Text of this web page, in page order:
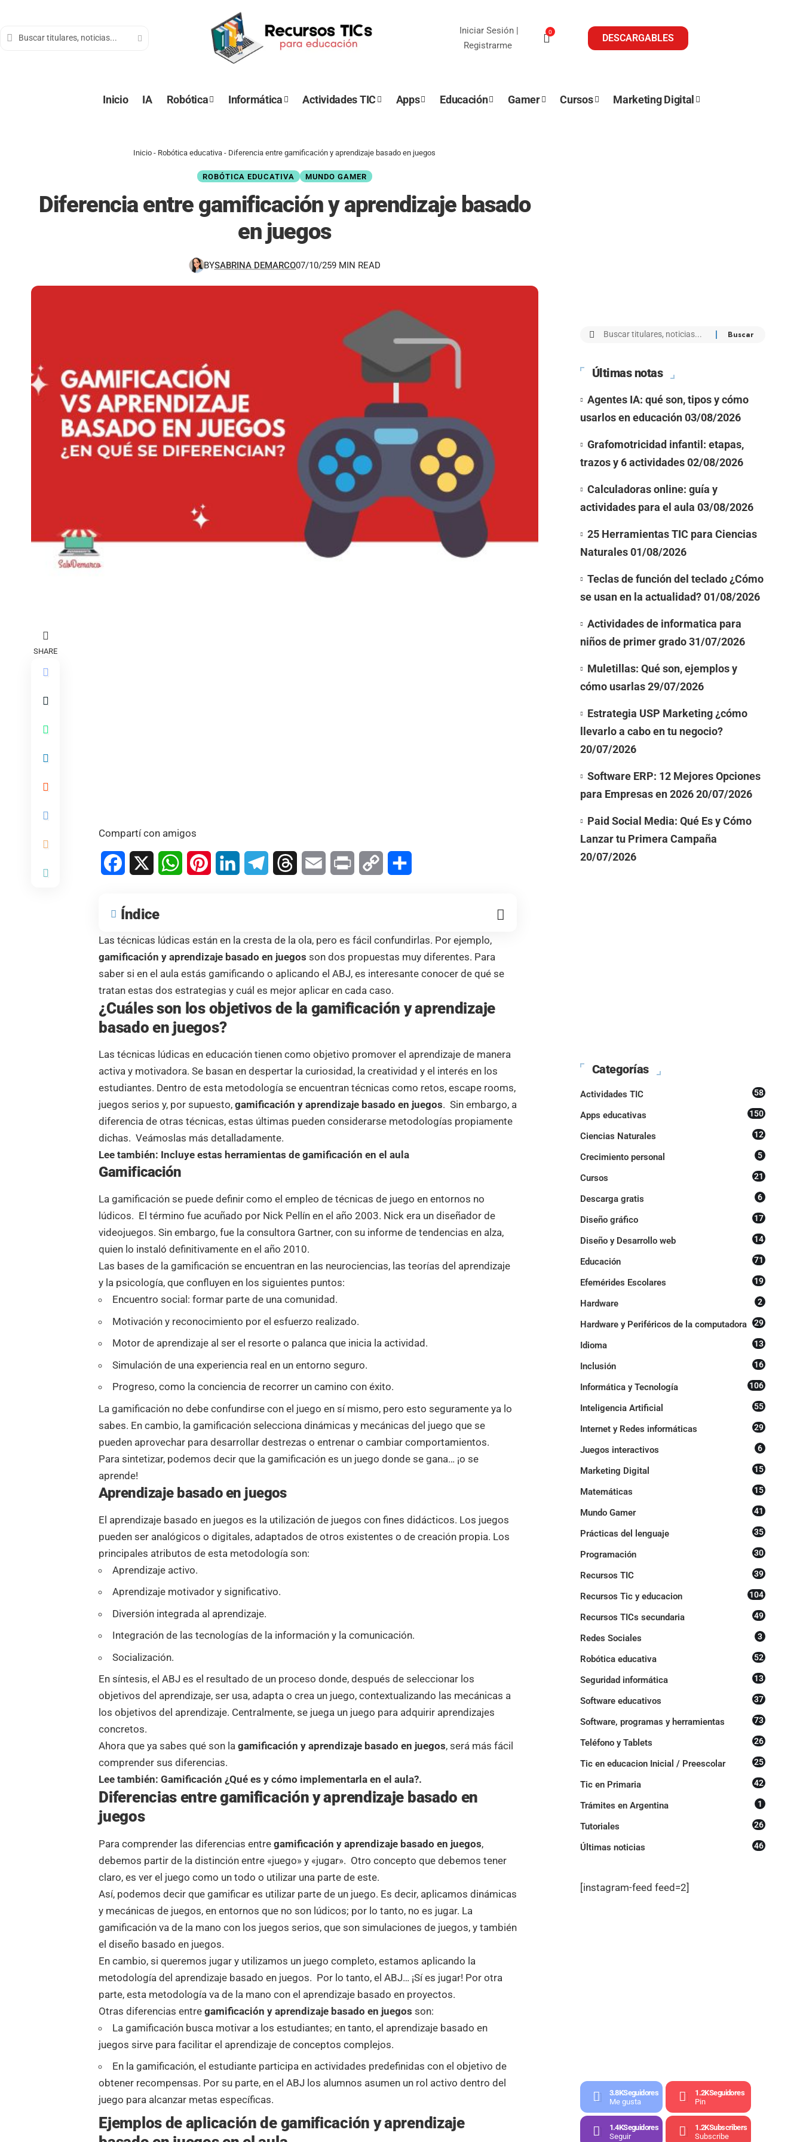
Iniciar Sesión|
Registrarme
0
DESCARGABLES
Inicio IA Robótica Informática Actividades TIC Apps Educación Gamer Cursos Marketing Digital
Inicio - Robótica educativa - Diferencia entre gamificación y aprendizaje basado en juegos
ROBÓTICA EDUCATIVA MUNDO GAMER
Diferencia entre gamificación y aprendizaje basado
en juegos
BYSABRINA DEMARCO07/10/259 MIN READ
SHARE
Compartí con amigos
Facebook WhatsAppPinterestLinkedIn TelegramThreads Email Print Copy
Índice
Las técnicas lúdicas están en la cresta de la ola, pero es fácil confundirlas. Por ejemplo,
gamificación y aprendizaje basado en juegos son dos propuestas muy diferentes. Para
saber si en el aula estás gamificando o aplicando el ABJ, es interesante conocer de qué se
tratan estas dos estrategias y cuál es mejor aplicar en cada caso.
¿Cuáles son los objetivos de la gamificación y aprendizaje
basado en juegos?
Las técnicas lúdicas en educación tienen como objetivo promover el aprendizaje de manera
activa y motivadora. Se basan en despertar la curiosidad, la creatividad y el interés en los
estudiantes. Dentro de esta metodología se encuentran técnicas como retos, escape rooms,
juegos serios y, por supuesto,gamificación y aprendizaje basado en juegos. Sin embargo, a
diferencia de otras técnicas, estas últimas pueden considerarse metodologías propiamente
dichas. Veámoslas más detalladamente.
Lee también: Incluye estas herramientas de gamificación en el aula
Gamificación
La gamificación se puede definir como el empleo de técnicas de juego en entornos no
lúdicos. El término fue acuñado por Nick Pellín en el año 2003. Nick era un diseñador de
videojuegos. Sin embargo, fue la consultora Gartner, con su informe de tendencias en alza,
quien lo instaló definitivamente en el año 2010.
Las bases de la gamificación se encuentran en las neurociencias, las teorías del aprendizaje
y la psicología, que confluyen en los siguientes puntos:
Encuentro social: formar parte de una comunidad.
Motivación y reconocimiento por el esfuerzo realizado.
Motor de aprendizaje al ser el resorte o palanca que inicia la actividad.
Simulación de una experiencia real en un entorno seguro.
Progreso, como la conciencia de recorrer un camino con éxito.
La gamificación no debe confundirse con el juego en sí mismo, pero esto seguramente ya lo
sabes. En cambio, la gamificación selecciona dinámicas y mecánicas del juego que se
pueden aprovechar para desarrollar destrezas o entrenar o cambiar comportamientos.
Para sintetizar, podemos decir que la gamificación es un juego donde se gana… ¡o se
aprende!
Aprendizaje basado en juegos
El aprendizaje basado en juegos es la utilización de juegos con fines didácticos. Los juegos
pueden ser analógicos o digitales, adaptados de otros existentes o de creación propia. Los
principales atributos de esta metodología son:
Aprendizaje activo.
Aprendizaje motivador y significativo.
Diversión integrada al aprendizaje.
Integración de las tecnologías de la información y la comunicación.
Socialización.
En síntesis, el ABJ es el resultado de un proceso donde, después de seleccionar los
objetivos del aprendizaje, ser usa, adapta o crea un juego, contextualizando las mecánicas a
los objetivos del aprendizaje. Centralmente, se juega un juego para adquirir aprendizajes
concretos.
Ahora que ya sabes qué son lagamificación y aprendizaje basado en juegos, será más fácil
comprender sus diferencias.
Lee también:Gamificación ¿Qué es y cómo implementarla en el aula?.
Diferencias entre gamificación y aprendizaje basado en
juegos
Para comprender las diferencias entre gamificación y aprendizaje basado en juegos,
debemos partir de la distinción entre «juego» y «jugar». Otro concepto que debemos tener
claro, es ver el juego como un todo o utilizar una parte de este.
Así, podemos decir que gamificar es utilizar parte de un juego. Es decir, aplicamos dinámicas
y mecánicas de juegos, en entornos que no son lúdicos; por lo tanto, no es jugar. La
gamificación va de la mano con los juegos serios, que son simulaciones de juegos, y también
el diseño basado en juegos.
En cambio, si queremos jugar y utilizamos un juego completo, estamos aplicando la
metodología del aprendizaje basado en juegos. Por lo tanto, el ABJ… ¡Sí es jugar! Por otra
parte, esta metodología va de la mano con el aprendizaje basado en proyectos.
Otras diferencias entregamificación y aprendizaje basado en juegos son:
La gamificación busca motivar a los estudiantes; en tanto, el aprendizaje basado en
juegos sirve para facilitar el aprendizaje de conceptos complejos.
En la gamificación, el estudiante participa en actividades predefinidas con el objetivo de
obtener recompensas. Por su parte, en el ABJ los alumnos asumen un rol activo dentro del
juego para alcanzar metas específicas.
Ejemplos de aplicación de gamificación y aprendizaje
Últimas notas
Agentes IA: qué son, tipos y cómo
usarlos en educación 03/08/2026
Grafomotricidad infantil: etapas,
trazos y 6 actividades 02/08/2026
Calculadoras online: guía y
actividades para el aula 03/08/2026
25 Herramientas TIC para Ciencias
Naturales 01/08/2026
Teclas de función del teclado ¿Cómo
se usan en la actualidad? 01/08/2026
Actividades de informatica para
niños de primer grado 31/07/2026
Muletillas: Qué son, ejemplos y
cómo usarlas 29/07/2026
Estrategia USP Marketing ¿cómo
llevarlo a cabo en tu negocio?
20/07/2026
Software ERP: 12 Mejores Opciones
para Empresas en 2026 20/07/2026
Paid Social Media: Qué Es y Cómo
Lanzar tu Primera Campaña
20/07/2026
Categorías
Actividades TIC 58
Apps educativas 150
Ciencias Naturales 12
Crecimiento personal 5
Cursos 21
Descarga gratis 6
Diseño gráfico 17
Diseño y Desarrollo web 14
Educación 71
Efemérides Escolares 19
Hardware 2
Hardware y Periféricos de la computadora 29
Idioma 13
Inclusión 16
Informática y Tecnología 106
Inteligencia Artificial 55
Internet y Redes informáticas 29
Juegos interactivos 6
Marketing Digital 15
Matemáticas 15
Mundo Gamer 41
Prácticas del lenguaje 35
Programación 30
Recursos TIC 39
Recursos Tic y educacion 104
Recursos TICs secundaria 49
Redes Sociales 3
Robótica educativa 52
Seguridad informática 13
Software educativos 37
Software, programas y herramientas 73
Teléfono y Tablets 26
Tic en educacion Inicial / Preescolar 25
Tic en Primaria 42
Trámites en Argentina 1
Tutoriales 26
Últimas noticias 46
[instagram-feed feed=2]
3.8KSeguidores
Me gusta
1.2KSeguidores
Pin
1.4KSeguidores
Seguir
1.2KSubscribers
Subscribe